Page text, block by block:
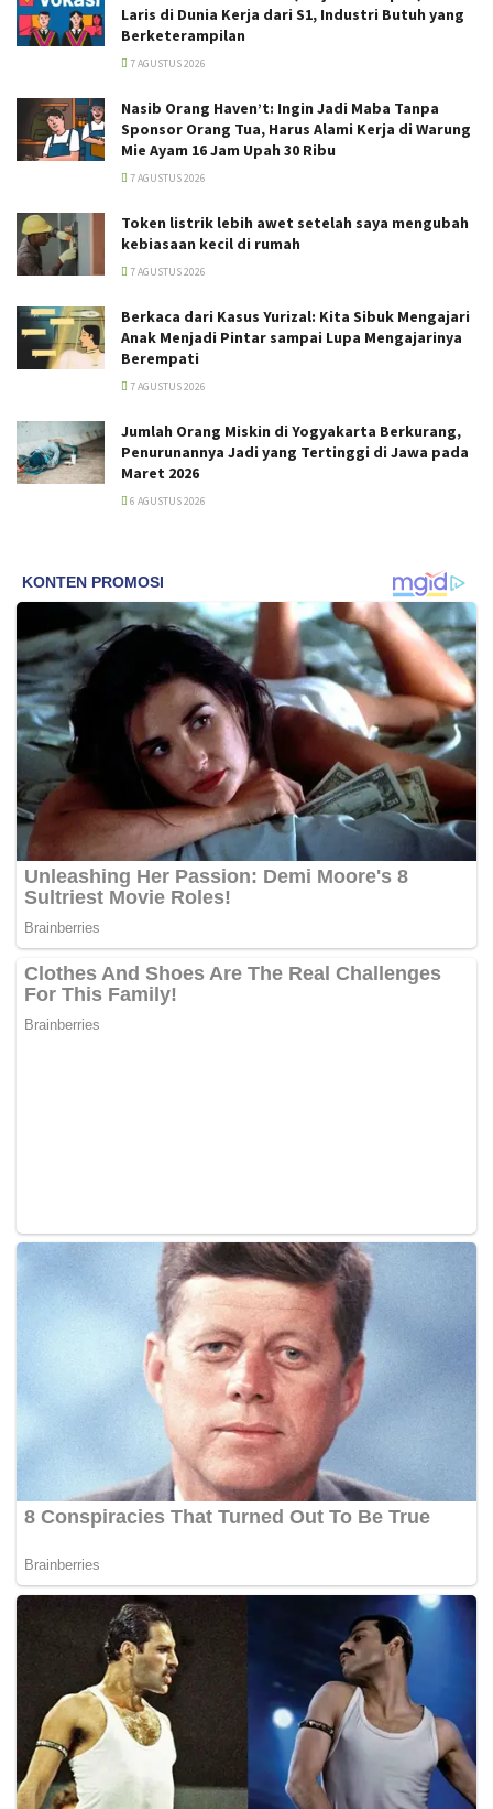
Laris di Dunia Kerja dari S1, Industri Butuh yang
Berketerampilan
7 AGUSTUS 2026
Nasib Orang Haven’t: Ingin Jadi Maba Tanpa
Sponsor Orang Tua, Harus Alami Kerja di Warung
Mie Ayam 16 Jam Upah 30 Ribu
7 AGUSTUS 2026
Token listrik lebih awet setelah saya mengubah
kebiasaan kecil di rumah
7 AGUSTUS 2026
Berkaca dari Kasus Yurizal: Kita Sibuk Mengajari
Anak Menjadi Pintar sampai Lupa Mengajarinya
Berempati
7 AGUSTUS 2026
Jumlah Orang Miskin di Yogyakarta Berkurang,
Penurunannya Jadi yang Tertinggi di Jawa pada
Maret 2026
6 AGUSTUS 2026